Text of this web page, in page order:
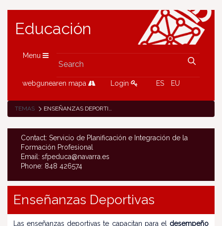
Educación
Menu
webgunearen mapa Login ES EU
TEMAS ENSEÑANZAS DEPORTIVAS DE RÉGIMEN ESPECIAL
Contact: Servicio de Planificación e Integración de la
Formación Profesional
Email: sfpeduca@navarra.es
Phone: 848 426574
Enseñanzas Deportivas
Las enseñanzas deportivas te capacitan para el desempeño